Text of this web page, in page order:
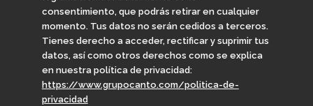
consentimiento, que podrás retirar en cualquier
momento. Tus datos no serán cedidos a terceros.
Tienes derecho a acceder, rectificar y suprimir tus
datos, así como otros derechos como se explica
en nuestra política de privacidad:
https://www.grupocanto.com/politica-de-
privacidad